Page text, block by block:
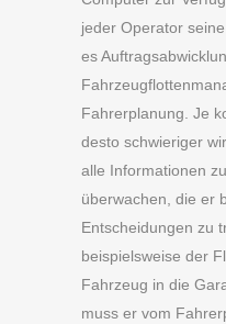
jeder Operator
es
Fahrerplanung. Je
desto schwieriger
alle Informationen
überwachen, die er
Entscheidungen zu
beispielsweise der
Fahrzeug in die
muss er vom